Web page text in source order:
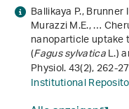
Ballikaya P., Brunner
Murazzi M.E., …
nanoparticle uptake
(Fagus sylvaticaL.)
Physiol.43(2), 262-
Institutional